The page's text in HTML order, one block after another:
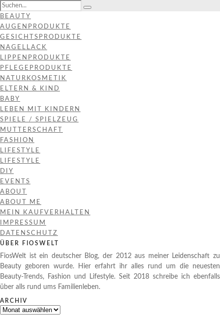
BEAUTY
AUGENPRODUKTE
GESICHTSPRODUKTE
NAGELLACK
LIPPENPRODUKTE
PFLEGEPRODUKTE
NATURKOSMETIK
ELTERN & KIND
BABY
LEBEN MIT KINDERN
SPIELE / SPIELZEUG
MUTTERSCHAFT
FASHION
LIFESTYLE
LIFESTYLE
DIY
EVENTS
ABOUT
ABOUT ME
MEIN KAUFVERHALTEN
IMPRESSUM
DATENSCHUTZ
ÜBER FIOSWELT
FiosWelt ist ein deutscher Blog, der 2012 aus meiner Leidenschaft zu
Beauty geboren wurde. Hier erfahrt ihr alles rund um die neuesten
Beauty-Trends, Fashion und Lifestyle. Seit 2018 schreibe ich ebenfalls
über alls rund ums Familienleben.
ARCHIV
Archiv